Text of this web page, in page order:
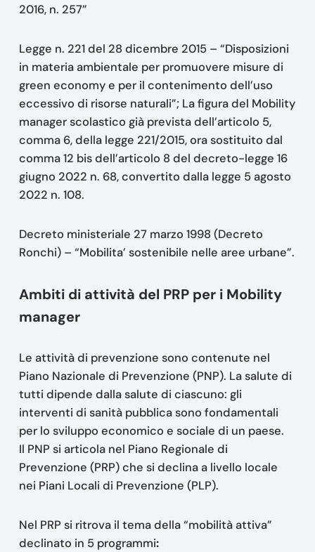
2016, n. 257”
Legge n. 221 del 28 dicembre 2015 – “Disposizioni
in materia ambientale per promuovere misure di
green economy e per il contenimento dell’uso
eccessivo di risorse naturali”; La figura del Mobility
manager scolastico già prevista dell’articolo 5,
comma 6, della legge 221/2015, ora sostituito dal
comma 12 bis dell’articolo 8 del decreto-legge 16
giugno 2022 n. 68, convertito dalla legge 5 agosto
2022 n. 108.
Decreto ministeriale 27 marzo 1998 (Decreto
Ronchi) – “Mobilita’ sostenibile nelle aree urbane”.
Ambiti di attività del PRP per i Mobility
manager
Le attività di prevenzione sono contenute nel
Piano Nazionale di Prevenzione (PNP). La salute di
tutti dipende dalla salute di ciascuno: gli
interventi di sanità pubblica sono fondamentali
per lo sviluppo economico e sociale di un paese.
Il PNP si articola nel Piano Regionale di
Prevenzione (PRP) che si declina a livello locale
nei Piani Locali di Prevenzione (PLP).
Nel PRP si ritrova il tema della “mobilità attiva”
declinato in 5 programmi: